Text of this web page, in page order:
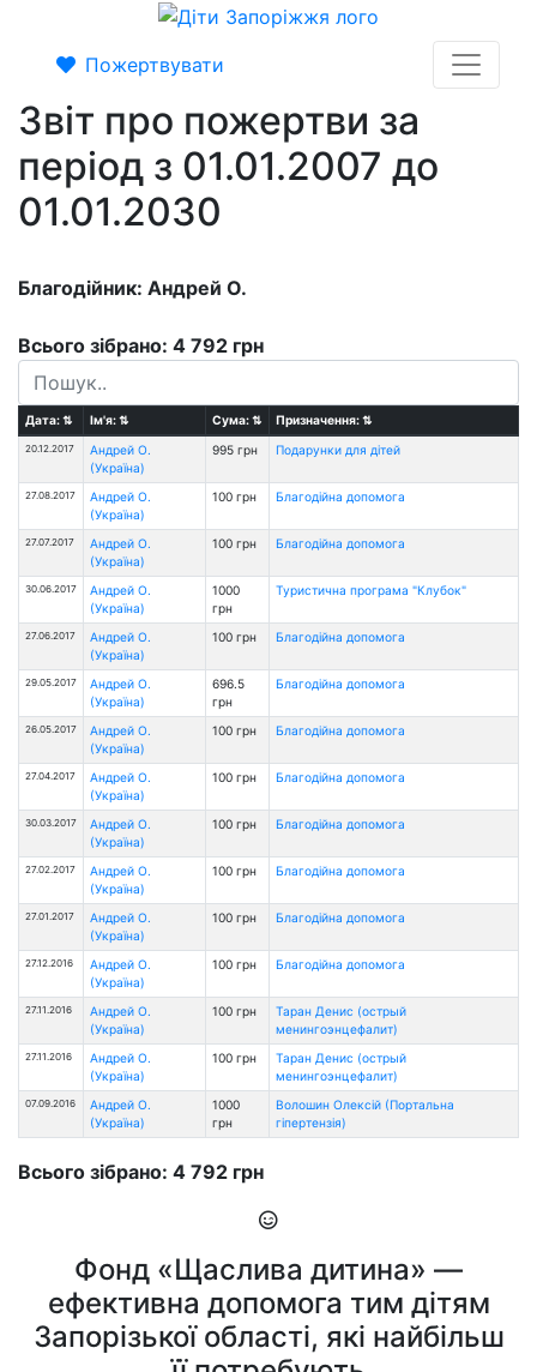
Пожертвувати
Звіт про пожертви за
період з 01.01.2007 до
01.01.2030
Благодійник: Андрей О.
Всього зібрано: 4 792 грн
Дата:⇅ Ім'я:⇅ Сума:⇅ Призначення:⇅
20.12.2017
Андрей О.
(Україна)
995 грн Подарунки для дiтей
27.08.2017
Андрей О.
(Україна)
100 грн Благодійна допомога
27.07.2017
Андрей О.
(Україна)
100 грн Благодійна допомога
30.06.2017
Андрей О.
(Україна)
1000
грн
Туристична програма "Клубок"
27.06.2017
Андрей О.
(Україна)
100 грн Благодійна допомога
29.05.2017
Андрей О.
(Україна)
696.5
грн
Благодійна допомога
26.05.2017
Андрей О.
(Україна)
100 грн Благодійна допомога
27.04.2017
Андрей О.
(Україна)
100 грн Благодійна допомога
30.03.2017
Андрей О.
(Україна)
100 грн Благодійна допомога
27.02.2017
Андрей О.
(Україна)
100 грн Благодійна допомога
27.01.2017
Андрей О.
(Україна)
100 грн Благодійна допомога
27.12.2016
Андрей О.
(Україна)
100 грн Благодійна допомога
27.11.2016
Андрей О.
(Україна)
100 грн
Таран Денис (острый
менингоэнцефалит)
27.11.2016
Андрей О.
(Україна)
100 грн
Таран Денис (острый
менингоэнцефалит)
07.09.2016
Андрей О.
(Україна)
1000
грн
Волошин Олексій (Портальна
гіпертензія)
Всього зібрано: 4 792 грн
Фонд «Щаслива дитина» —
ефективна допомога тим дітям
Запорізької області, які найбільш